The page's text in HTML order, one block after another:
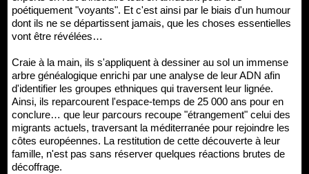
poétiquement "voyants". Et c'est ainsi par le biais d'un humour
dont ils ne se départissent jamais, que les choses essentielles
vont être révélées…
Craie à la main, ils s'appliquent à dessiner au sol un immense
arbre généalogique enrichi par une analyse de leur ADN afin
d'identifier les groupes ethniques qui traversent leur lignée.
Ainsi, ils reparcourent l'espace-temps de 25 000 ans pour en
conclure… que leur parcours recoupe "étrangement" celui des
migrants actuels, traversant la méditerranée pour rejoindre les
côtes européennes. La restitution de cette découverte à leur
famille, n'est pas sans réserver quelques réactions brutes de
décoffrage.